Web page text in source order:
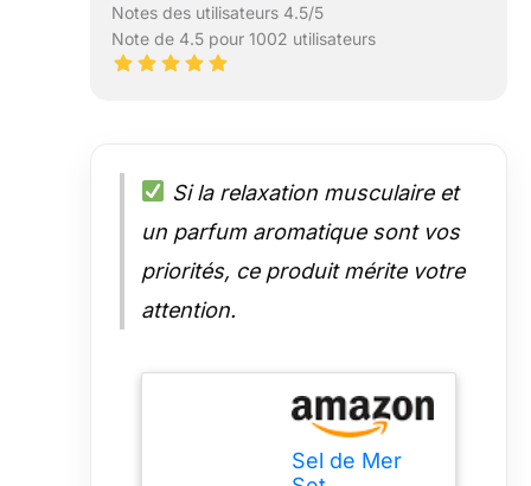
Notes des utilisateurs 4.5/5
Note de 4.5 pour 1002 utilisateurs
Si la relaxation musculaire et
un parfum aromatique sont vos
priorités, ce produit mérite votre
attention.
Sel de Mer